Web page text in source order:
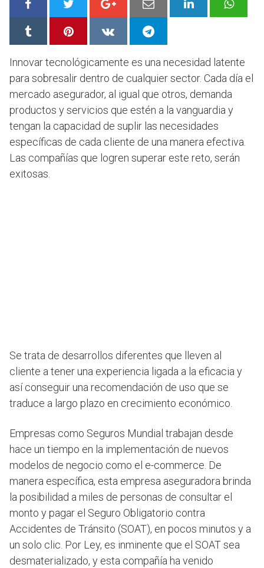
Innovar tecnológicamente es una necesidad latente
para sobresalir dentro de cualquier sector. Cada día el
mercado asegurador, al igual que otros, demanda
productos y servicios que estén a la vanguardia y
tengan la capacidad de suplir las necesidades
específicas de cada cliente de una manera efectiva.
Las compañías que logren superar este reto, serán
exitosas.
Se trata de desarrollos diferentes que lleven al
cliente a tener una experiencia ligada a la eficacia y
así conseguir una recomendación de uso que se
traduce a largo plazo en crecimiento económico.
Empresas como Seguros Mundial trabajan desde
hace un tiempo en la implementación de nuevos
modelos de negocio como el e-commerce. De
manera específica, esta empresa aseguradora brinda
la posibilidad a miles de personas de consultar el
monto y pagar el Seguro Obligatorio contra
Accidentes de Tránsito (SOAT), en pocos minutos y a
un solo clic. Por Ley, es inminente que el SOAT sea
desmaterializado, y esta compañía ha venido